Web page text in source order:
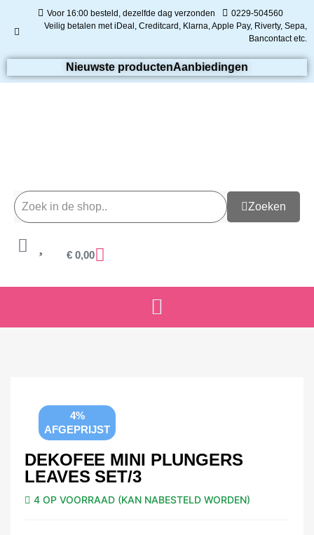
Voor 16:00 besteld, dezelfde dag verzonden
0229-504560
Veilig betalen met iDeal, Creditcard, Klarna, Apple Pay, Riverty, Sepa,
Bancontact etc.
Nieuwste productenAanbiedingen
Zoeken
€ 0,00
4%
AFGEPRIJST
DEKOFEE MINI PLUNGERS
LEAVES SET/3
4 OP VOORRAAD (KAN NABESTELD WORDEN)